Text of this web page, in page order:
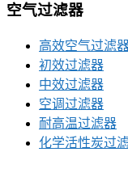
空气过滤器
高效空气过滤
初效过滤器
中效过滤器
空调过滤器
耐高温过滤器
化学活性炭过